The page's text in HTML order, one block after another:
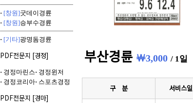
· [창원]굿데이경륜
· [창원]승부수경륜
· [기타]광명돔경륜
PDF전문지 [경정]
· 경정마린스· 경정윈저
· 경정코리아· 스포츠경정
PDF전문지 [경마]
부산경륜 ￦3,000 / 1일
구 분 서비스일